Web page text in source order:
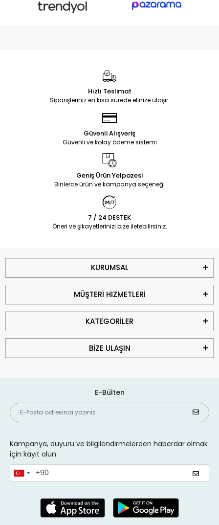
Hızlı Teslimat
Siparişleriniz en kısa sürede elinize ulaşır.
Güvenli Alışveriş
Güvenli ve kolay ödeme sistemi
Geniş Ürün Yelpazesi
Binlerce ürün ve kampanya seçeneği
7 / 24 DESTEK
Öneri ve şikayetlerinizi bize iletebilirsiniz.
KURUMSAL
MÜŞTERİ HİZMETLERİ
KATEGORİLER
BİZE ULAŞIN
E-Bülten
Kampanya, duyuru ve bilgilendirmelerden haberdar olmak
için kayıt olun.